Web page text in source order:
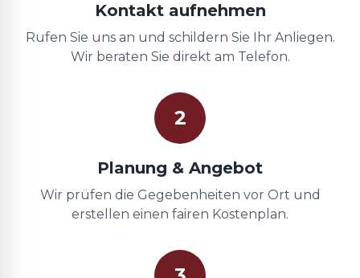
Kontakt aufnehmen
Rufen Sie uns an und schildern Sie Ihr Anliegen.
Wir beraten Sie direkt am Telefon.
2
Planung & Angebot
Wir prüfen die Gegebenheiten vor Ort und
erstellen einen fairen Kostenplan.